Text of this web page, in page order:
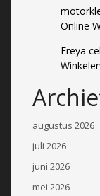
Online
Freya
augustus 2026
juli 2026
juni 2026
mei 2026